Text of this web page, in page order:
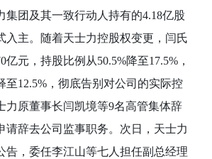
集团及其一致行动人 持有的4.18亿股
入主。随着天士力控股权变更 ， 闫氏
亿元 ， 持股比例从50.5%降至17.5% ，
至12.5% ， 彻底告别对公司的实际控
力原董事长闫凯境等9名高管集体辞
请辞去公司监事职务。次日，天士力
告，委任李江山等七人担任副总经理